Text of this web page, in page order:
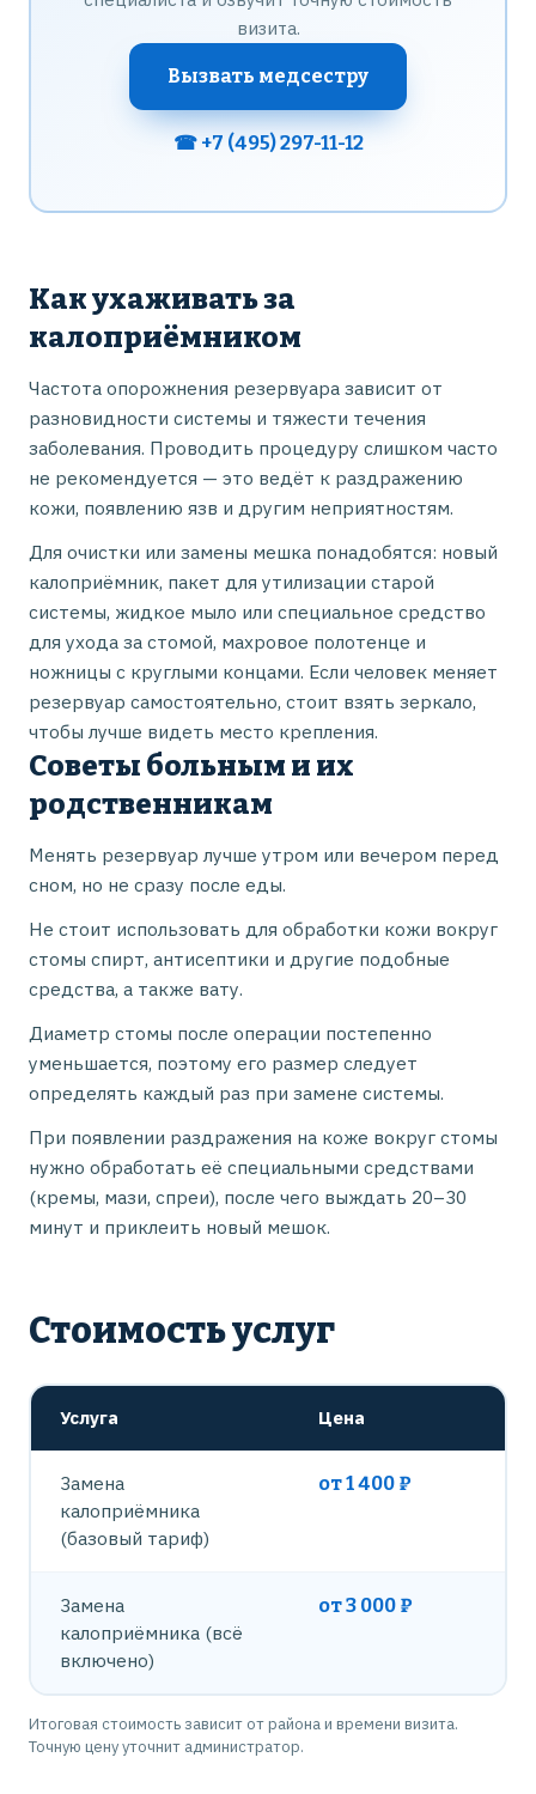
визита.
Вызвать медсестру
☎ +7 (495) 297-11-12
Как ухаживать за
калоприёмником
Частота опорожнения резервуара зависит от
разновидности системы и тяжести течения
заболевания. Проводить процедуру слишком часто
не рекомендуется — это ведёт к раздражению
кожи, появлению язв и другим неприятностям.
Для очистки или замены мешка понадобятся: новый
калоприёмник, пакет для утилизации старой
системы, жидкое мыло или специальное средство
для ухода за стомой, махровое полотенце и
ножницы с круглыми концами. Если человек меняет
резервуар самостоятельно, стоит взять зеркало,
чтобы лучше видеть место крепления.
Советы больным и их
родственникам
Менять резервуар лучше утром или вечером перед
сном, но не сразу после еды.
Не стоит использовать для обработки кожи вокруг
стомы спирт, антисептики и другие подобные
средства, а также вату.
Диаметр стомы после операции постепенно
уменьшается, поэтому его размер следует
определять каждый раз при замене системы.
При появлении раздражения на коже вокруг стомы
нужно обработать её специальными средствами
(кремы, мази, спреи), после чего выждать 20–30
минут и приклеить новый мешок.
Стоимость услуг
Услуга Цена
Замена
калоприёмника
(базовый тариф)
от 1 400 ₽
Замена
калоприёмника (всё
включено)
от 3 000 ₽
Итоговая стоимость зависит от района и времени визита.
Точную цену уточнит администратор.